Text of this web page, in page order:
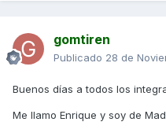
gomtiren
Publicado 28 de
Buenos días a todos los
Me llamo Enrique y soy de